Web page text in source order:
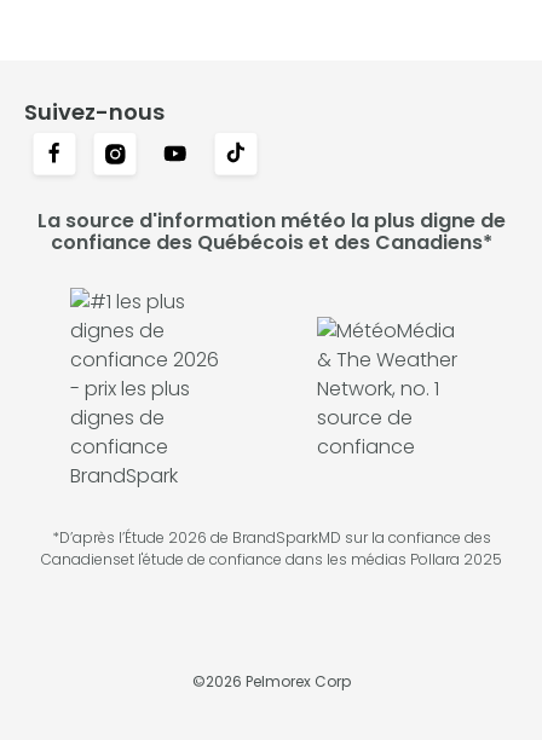
Suivez-nous
La source d'information météo la plus digne de
confiance des Québécois et des Canadiens*
*D’après l’Étude 2026 de BrandSparkMD sur la confiance des
Canadienset l'étude de confiance dans les médias Pollara 2025
©2026 Pelmorex Corp